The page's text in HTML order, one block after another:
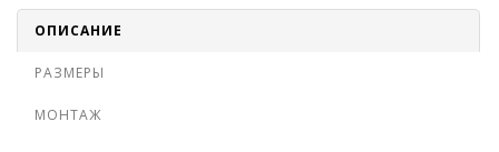
ОПИСАНИЕ
РАЗМЕРЫ
МОНТАЖ